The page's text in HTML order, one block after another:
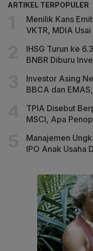
ARTIKEL TERPOPULER
Menilik Kans
VKTR, MDIA
IHSG Turun ke
BNBR Diburu
Investor Asing
BBCA dan
TPIA Disebut
MSCI, Apa
Manajemen
IPO Anak Usaha